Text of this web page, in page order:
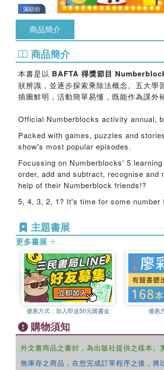
滿額折
商品簡介
商品簡介
本書是以 BAFTA 得獎節目
狀辨識，並逐步探索乘除法概念。五大學
插圖鮮明，活動簡單易懂，既能作為課外
Official Numberblocks activity annual,
Packed with games, puzzles and
show's most popular episodes.
Focussing on Numberblocks' 5
order, add and subtract, recognise
help of their Numberblock friends!?
5, 4, 3, 2, 1? It's time for some number
主題書展
更多書展
優惠方式： 加入即送50元購書金 優惠
購物須知
外文書商品之書封，為出版社提供之樣本。
無庫存之商品，在您完成訂單程序之後，